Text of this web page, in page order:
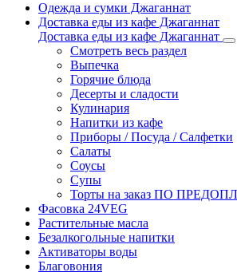
Одежда и сумки Джаганнат
Доставка еды из кафе Джаганнат
Доставка еды из кафе Джаганнат
Смотреть весь раздел
Выпечка
Горячие блюда
Десерты и сладости
Кулинария
Напитки из кафе
Приборы / Посуда / Салфетки
Салаты
Соусы
Супы
Торты на заказ ПО
Фасовка 24VEG
Растительные масла
Безалкогольные напитки
Активаторы воды
Благовония